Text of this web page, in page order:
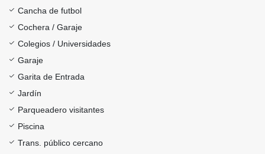
Cancha de futbol
Cochera / Garaje
Colegios / Universidades
Garaje
Garita de Entrada
Jardín
Parqueadero visitantes
Piscina
Trans. público cercano